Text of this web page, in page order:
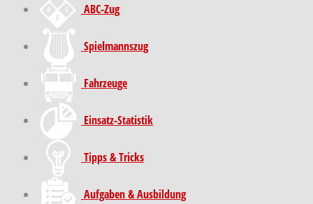
ABC-Zug
Spielmannszug
Fahrzeuge
Einsatz-Statistik
Tipps & Tricks
Aufgaben & Ausbildung